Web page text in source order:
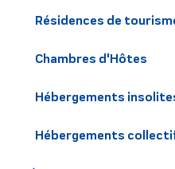
Résidences de
Chambres d'Hôtes
Hébergements
Hébergements
une grande cour dans
2026 à 12:13
Chartreuse